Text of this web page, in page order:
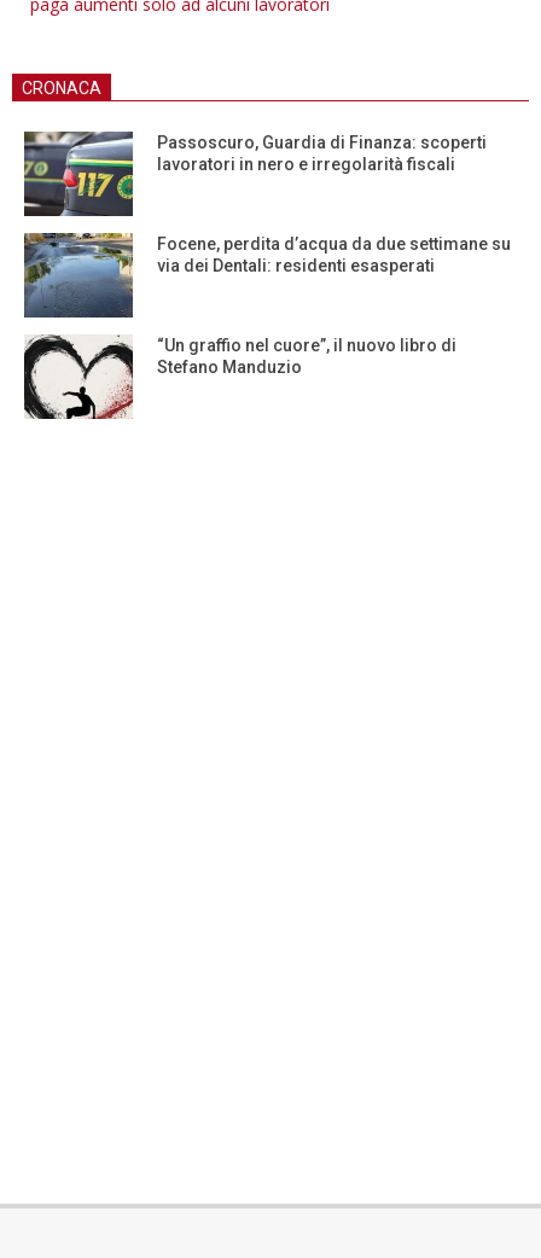
paga aumenti solo ad alcuni lavoratori
CRONACA
Passoscuro, Guardia di Finanza: scoperti
lavoratori in nero e irregolarità fiscali
Focene, perdita d’acqua da due settimane su
via dei Dentali: residenti esasperati
“Un graffio nel cuore”, il nuovo libro di
Stefano Manduzio